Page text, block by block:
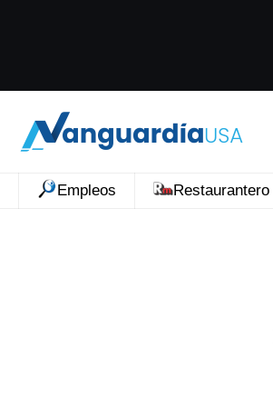
Empleos Restaurantero